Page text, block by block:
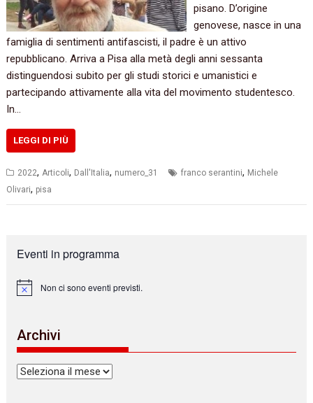
pisano. D’origine
genovese, nasce in una
famiglia di sentimenti antifascisti, il padre è un attivo
repubblicano. Arriva a Pisa alla metà degli anni sessanta
distinguendosi subito per gli studi storici e umanistici e
partecipando attivamente alla vita del movimento studentesco.
In…
LEGGI DI PIÙ
2022,Articoli, Dall'Italia, numero_31 franco serantini, Michele
Olivari, pisa
Eventi in programma
N
c
e
Non ci sono eventi previsti.
Archivi
Archivi